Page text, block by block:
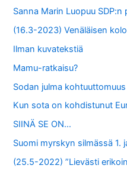
Sanna Marin Luopuu
(16.3-2023) Venäläisen
Ilman kuvatekstiä
Mamu-ratkaisu?
Sodan julma kohtuuttomuus
Kun sota on kohdistunut
SIINÄ SE ON…
Suomi myrskyn silmässä 1.
(25.5-2022) ”Lievästi